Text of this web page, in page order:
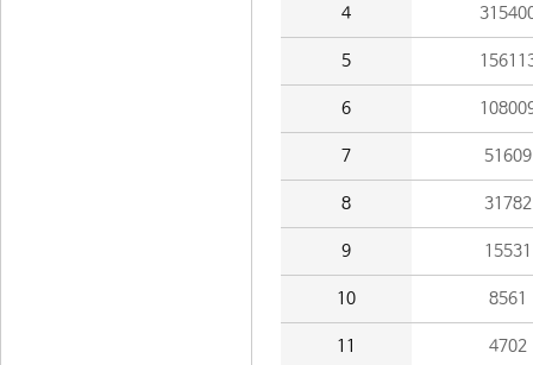
4
5
6
7 51609
8 31782
9 15531
10 8561
11 4702